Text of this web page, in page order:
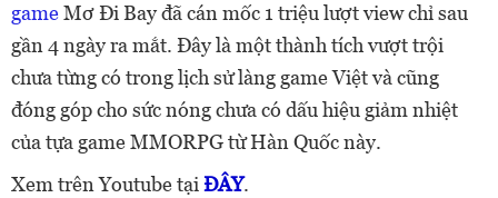
gameMơ Đi Bay đã cán mốc 1 triệu lượt view chỉ sau
gần 4 ngày ra mắt. Đây là một thành tích vượt trội
chưa từng có trong lịch sử làng game Việt và cũng
đóng góp cho sức nóng chưa có dấu hiệu giảm nhiệt
của tựa game MMORPG từ Hàn Quốc này.
Xem trên Youtube tại ĐÂY.